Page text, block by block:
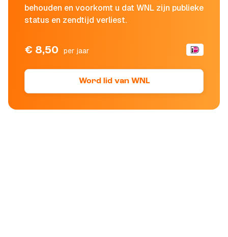
behouden en voorkomt u dat WNL zijn publieke
status en zendtijd verliest.
€ 8,50 per jaar
Word lid van WNL